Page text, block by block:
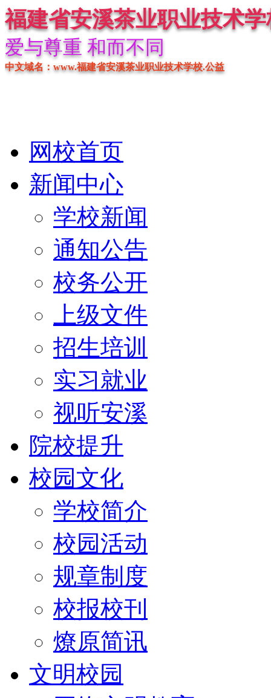
福建省安溪茶业职业技术学
爱与尊重 和而不同
中文域名：www.福建省安溪茶业职业技术学校.公益
网校首页
新闻中心
学校新闻
通知公告
校务公开
上级文件
招生培训
实习就业
视听安溪
院校提升
校园文化
学校简介
校园活动
规章制度
校报校刊
燎原简讯
文明校园